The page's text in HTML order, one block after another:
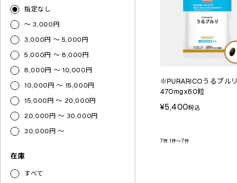
指定なし
～ 3,000円
3,000円 ～ 5,000円
5,000円 ～ 8,000円
8,000円 ～ 10,000円
10,000円 ～ 15,000円
15,000円 ～ 20,000円
20,000円 ～ 30,000円
30,000円 ～
在庫
すべて
※PURARICOうるプルリ
470mgx60粒
¥5,400税込
7件 1件～7件